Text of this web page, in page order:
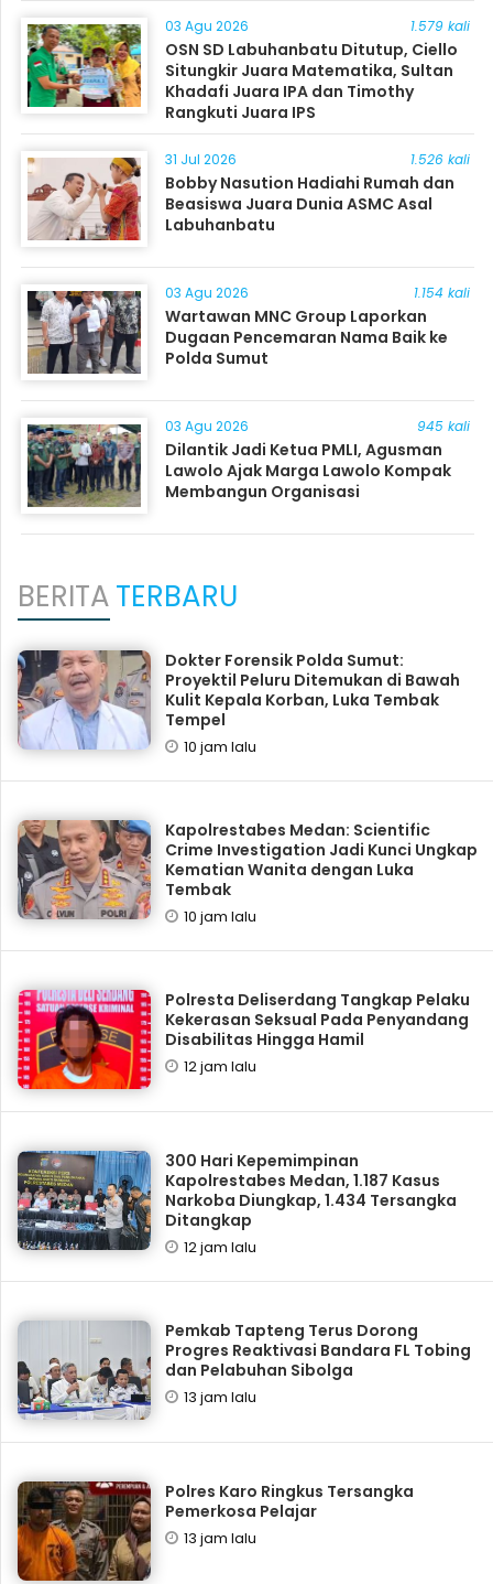
03 Agu 2026 1.579 kali
OSN SD Labuhanbatu Ditutup, Ciello
Situngkir Juara Matematika, Sultan
Khadafi Juara IPA dan Timothy
Rangkuti Juara IPS
31 Jul 2026 1.526 kali
Bobby Nasution Hadiahi Rumah dan
Beasiswa Juara Dunia ASMC Asal
Labuhanbatu
03 Agu 2026 1.154 kali
Wartawan MNC Group Laporkan
Dugaan Pencemaran Nama Baik ke
Polda Sumut
03 Agu 2026 945 kali
Dilantik Jadi Ketua PMLI, Agusman
Lawolo Ajak Marga Lawolo Kompak
Membangun Organisasi
BERITATERBARU
Dokter Forensik Polda Sumut:
Proyektil Peluru Ditemukan di Bawah
Kulit Kepala Korban, Luka Tembak
Tempel
10 jam lalu
Kapolrestabes Medan: Scientific
Crime Investigation Jadi Kunci Ungkap
Kematian Wanita dengan Luka
Tembak
10 jam lalu
Polresta Deliserdang Tangkap Pelaku
Kekerasan Seksual Pada Penyandang
Disabilitas Hingga Hamil
12 jam lalu
300 Hari Kepemimpinan
Kapolrestabes Medan, 1.187 Kasus
Narkoba Diungkap, 1.434 Tersangka
Ditangkap
12 jam lalu
Pemkab Tapteng Terus Dorong
Progres Reaktivasi Bandara FL Tobing
dan Pelabuhan Sibolga
13 jam lalu
Polres Karo Ringkus Tersangka
Pemerkosa Pelajar
13 jam lalu